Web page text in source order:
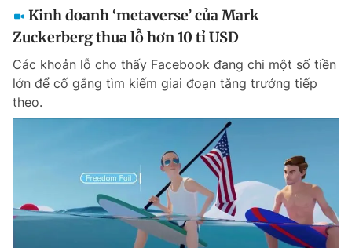
Kinh doanh ‘metaverse’ của Mark
Zuckerberg thua lỗ hơn 10 tỉ USD
Các khoản lỗ cho thấy Facebook đang chi một số tiền
lớn để cố gắng tìm kiếm giai đoạn tăng trưởng tiếp
theo.